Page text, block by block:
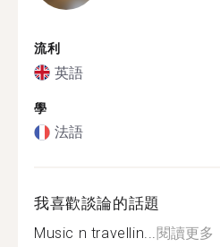
流利
英語
學
法語
我喜歡談論的話題
Music n travellin...閱讀更多